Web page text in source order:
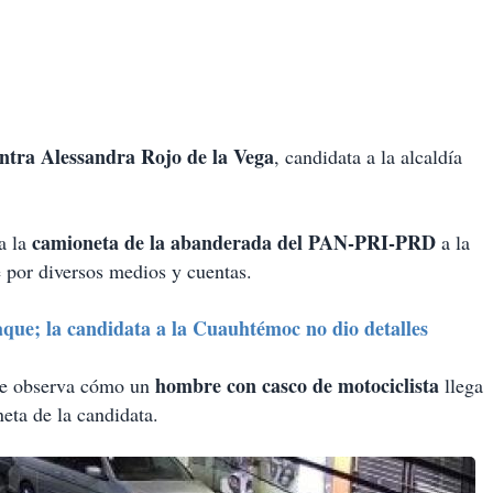
Alessandra Rojo de la Vega, candidata a la alcaldía
la camioneta de la abanderada del PAN-PRI-PRD a la
diversos medios y cuentas.
la candidata a la Cuauhtémoc no dio detalles
observa cómo un hombre con casco de motociclista llega
de la candidata.